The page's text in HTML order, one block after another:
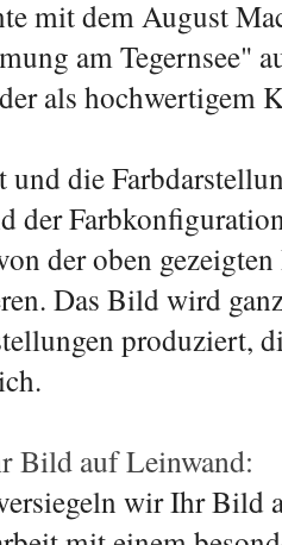
mit dem August
am Tegernsee"
als hochwertigem
die
der
der oben
Das Bild wird
produziert,
Bild auf Leinwand:
wir Ihr Bild